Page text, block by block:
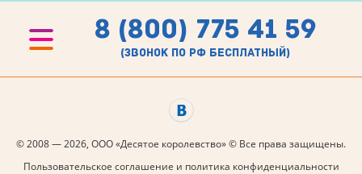
8 (800) 775 41 59
(звонок по рф бесплатный)
© 2008 — 2026, ООО «Десятое королевство» © Все права защищены.
Пользовательское соглашение и политика конфиденциальности